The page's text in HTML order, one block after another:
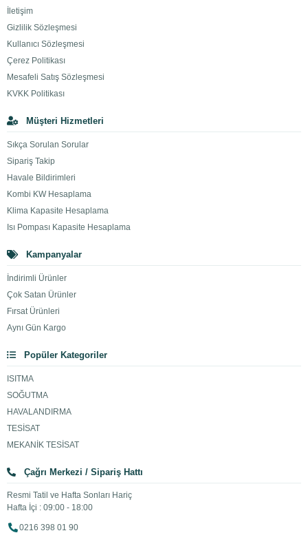
İletişim
Gizlilik Sözleşmesi
Kullanıcı Sözleşmesi
Çerez Politikası
Mesafeli Satış Sözleşmesi
KVKK Politikası
Müşteri Hizmetleri
Sıkça Sorulan Sorular
Sipariş Takip
Havale Bildirimleri
Kombi KW Hesaplama
Klima Kapasite Hesaplama
Isı Pompası Kapasite Hesaplama
Kampanyalar
İndirimli Ürünler
Çok Satan Ürünler
Fırsat Ürünleri
Aynı Gün Kargo
Popüler Kategoriler
ISITMA
SOĞUTMA
HAVALANDIRMA
TESİSAT
MEKANİK TESİSAT
Çağrı Merkezi / Sipariş Hattı
Resmi Tatil ve Hafta Sonları Hariç
Hafta İçi : 09:00 - 18:00
0216 398 01 90